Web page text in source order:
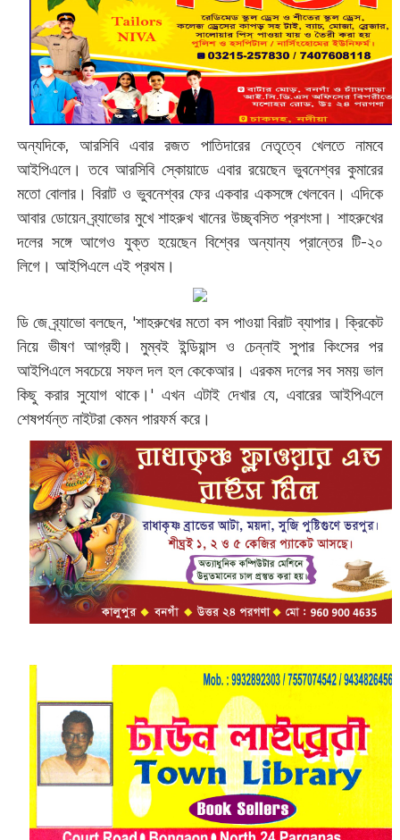
অন্যদিকে, আরসিবি এবার রজত পাতিদারের নেতৃত্বে খেলতে নামবে
আইপিএলে। তবে আরসিবি স্কোয়াডে এবার রয়েছেন ভুবনেশ্বর কুমারের
মতো বোলার। বিরাট ও ভুবনেশ্বর ফের একবার একসঙ্গে খেলবেন। এদিকে
আবার ডোয়েন ব্র্যাভোর মুখে শাহরুখ খানের উচ্ছ্বসিত প্রশংসা। শাহরুখের
দলের সঙ্গে আগেও যুক্ত হয়েছেন বিশ্বের অন্যান্য প্রান্তের টি-২০
লিগে। আইপিএলে এই প্রথম।
ডি জে ব্র্যাভো বলছেন, 'শাহরুখের মতো বস পাওয়া বিরাট ব্যাপার। ক্রিকেট
নিয়ে ভীষণ আগ্রহী। মুম্বই ইন্ডিয়ান্স ও চেন্নাই সুপার কিংসের পর
আইপিএলে সবচেয়ে সফল দল হল কেকেআর। এরকম দলের সব সময় ভাল
কিছু করার সুযোগ থাকে।' এখন এটাই দেখার যে, এবারের আইপিএলে
শেষপর্যন্ত নাইটরা কেমন পারফর্ম করে।